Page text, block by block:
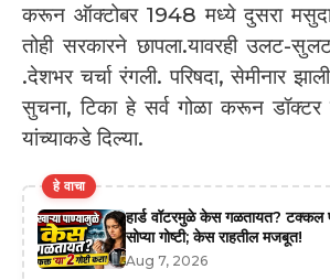
करून ऑक्टोबर 1948 मध्ये दुसरा
तोही सरकारने छापला.यावरही उलट-
.देशभर चर्चा रंगली. परिषदा, सेमीनार
सुचना, टिका हे सर्व गोळा करून डॉक्टर
यांच्याकडे दिल्या.
हे वाचा
हार्ड वॉटरमुळे केस गळतायत? टक्कल
सोप्या गोष्टी; केस राहतील मजबूत!
Aug 7, 2026